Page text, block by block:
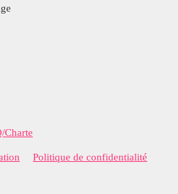
Charte
Politique de confidentialité